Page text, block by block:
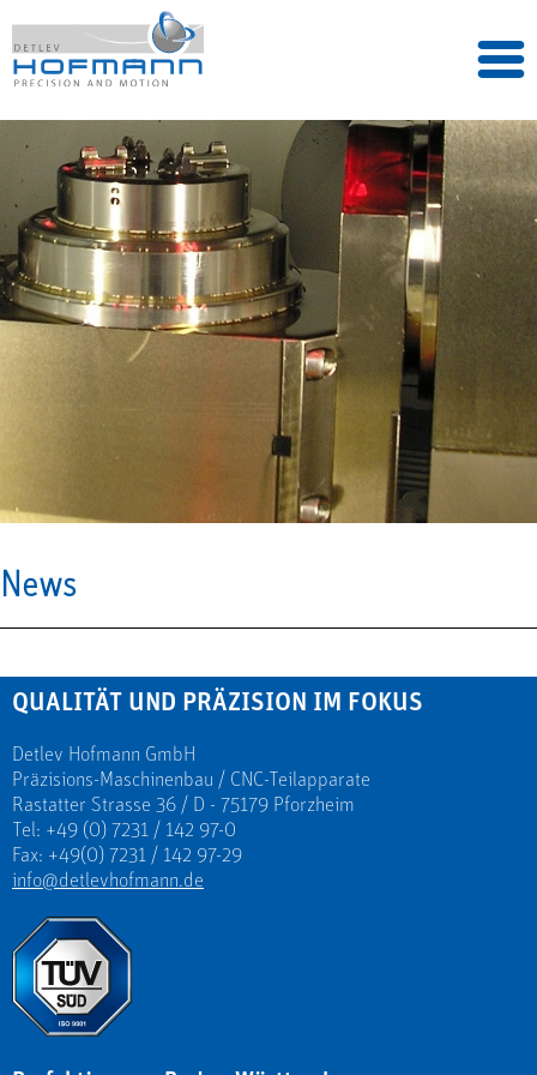
News
QUALITÄT UND PRÄZISION IM FOKUS
Detlev Hofmann GmbH
Präzisions-Maschinenbau / CNC-Teilapparate
Rastatter Strasse 36 / D - 75179 Pforzheim
Tel: +49 (0) 7231 / 142 97-0
Fax: +49(0) 7231 / 142 97-29
info@detlevhofmann.de